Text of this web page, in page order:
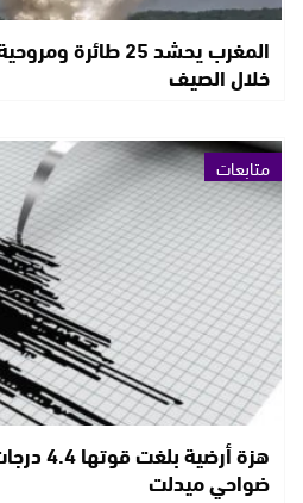
المغرب يحشد 25
خلال الصيف
متابعات
هزة
ضواحي ميدلت